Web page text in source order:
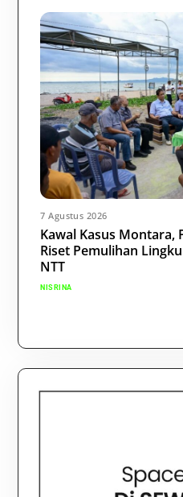
7 Agustus 2026
Kawal Kasus Montara,
Riset Pemulihan
NTT
NISRINA